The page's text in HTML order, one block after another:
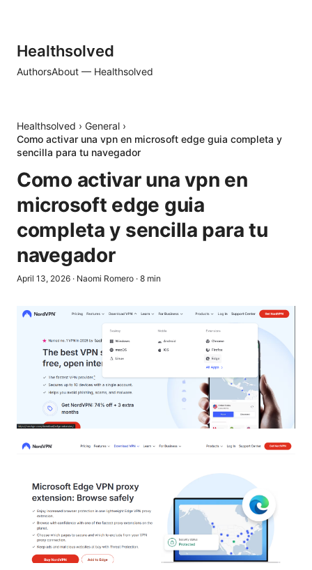
Healthsolved
AuthorsAbout — Healthsolved
Healthsolved › General ›
Como activar una vpn en microsoft edge guia completa y
sencilla para tu navegador
Como activar una vpn en
microsoft edge guia
completa y sencilla para tu
navegador
April 13, 2026 · Naomi Romero · 8 min